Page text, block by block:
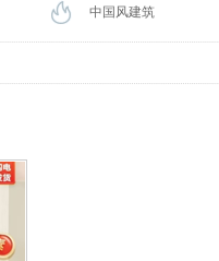
中国风建筑